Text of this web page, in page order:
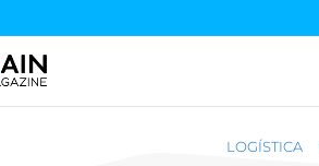
LOGÍSTICA